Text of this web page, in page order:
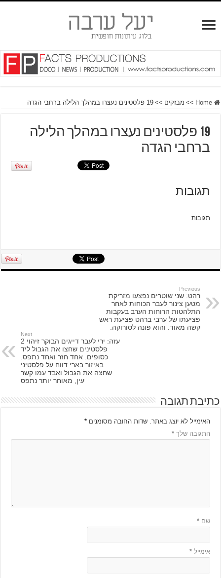
Home
>> מבזקים >> 19 פלסטינים נעצרו במהלך הלילה ברחבי הגדה
19 פלסטינים נעצרו במהלך הלילה
ברחבי הגדה
תגובות
תגובות
Previous
רהט: שני שוטרים נפצעו מזריקת
מטען צינור לעבר הכוחות לאחר
התלהטות הרוחות הערב בעקבות
פציעתו של ערבי ברהט פציעת ראש
קשה מאוד. והוא פונה לסורוקה.
Next
עזה: ירי לעבר דייגים הבוקר זיהוי 2
פלסטינים שחצו את הגבול ליד
כסופים. אחד חזר ואחד נתפס.
באיזור בארי דווח על פלסטיני
שחצה את הגבול ואבד עמו קשר
עין, מאוחר יותר נתפס
כתיבת תגובה
האימייל לא יוצג באתר. שדות החובה מסומנים*
התגובה שלך*
שם*
אימייל*